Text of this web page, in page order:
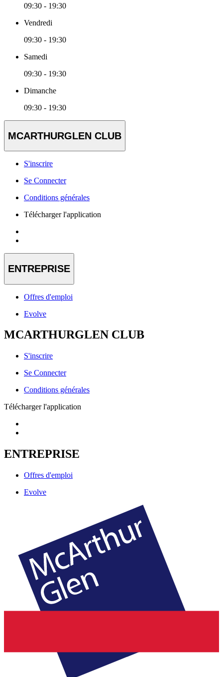
09:30 - 19:30
Vendredi
09:30 - 19:30
Samedi
09:30 - 19:30
Dimanche
09:30 - 19:30
MCARTHURGLEN CLUB
S'inscrire
Se Connecter
Conditions générales
Télécharger l'application
ENTREPRISE
Offres d'emploi
Evolve
MCARTHURGLEN CLUB
S'inscrire
Se Connecter
Conditions générales
Télécharger l'application
ENTREPRISE
Offres d'emploi
Evolve